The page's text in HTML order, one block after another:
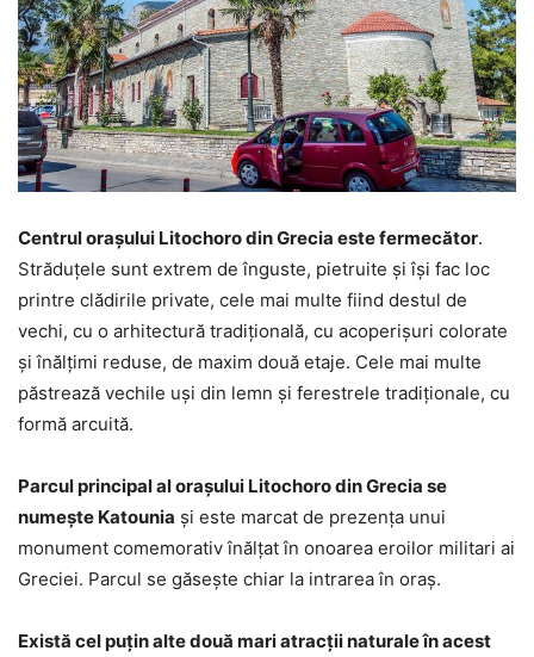
Centrul orașului Litochoro din Grecia este fermecător.
Străduțele sunt extrem de înguste, pietruite și își fac loc
printre clădirile private, cele mai multe fiind destul de
vechi, cu o arhitectură tradițională, cu acoperișuri colorate
și înălțimi reduse, de maxim două etaje. Cele mai multe
păstrează vechile uși din lemn și ferestrele tradiționale, cu
formă arcuită.
Parcul principal al orașului Litochoro din Grecia se
numește Katounia și este marcat de prezența unui
monument comemorativ înălțat în onoarea eroilor militari ai
Greciei. Parcul se găsește chiar la intrarea în oraș.
Există cel puțin alte două mari atracții naturale în acest